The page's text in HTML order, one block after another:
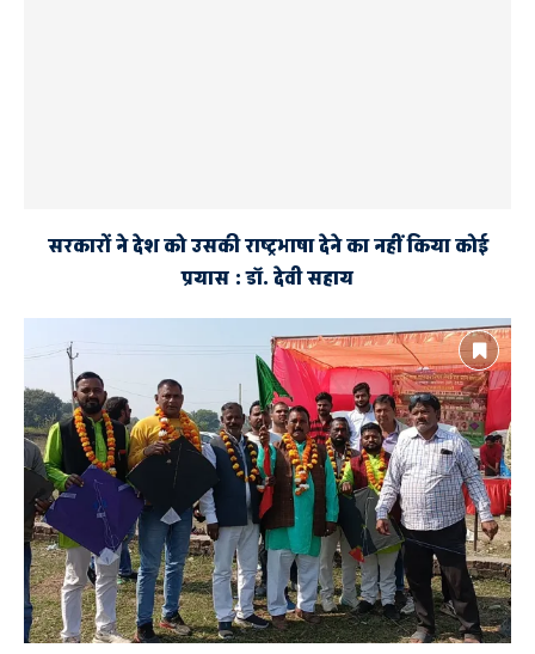
सरकारों ने देश को उसकी राष्ट्रभाषा देने का नहीं किया कोई
प्रयास : डाॅ. देवी सहाय